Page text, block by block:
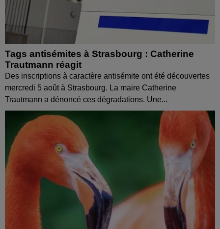
Tags antisémites à Strasbourg : Catherine
Trautmann réagit
Des inscriptions à caractère antisémite ont été découvertes
mercredi 5 août à Strasbourg. La maire Catherine
Trautmann a dénoncé ces dégradations. Une...